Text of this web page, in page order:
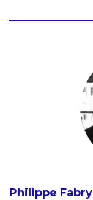
Philippe Fabry